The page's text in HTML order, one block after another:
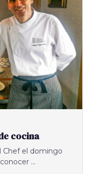
cocina
Chef el domingo
...